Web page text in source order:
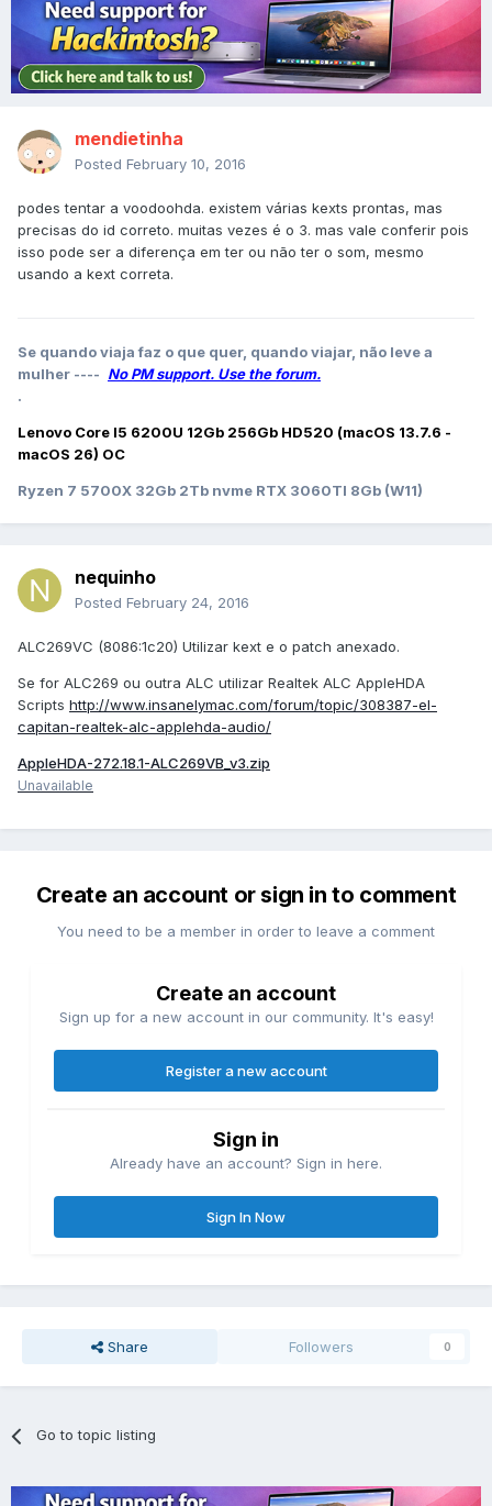
mendietinha
Posted February 10, 2016
podes tentar a voodoohda. existem várias kexts prontas, mas
precisas do id correto. muitas vezes é o 3. mas vale conferir pois
isso pode ser a diferença em ter ou não ter o som, mesmo
usando a kext correta.
Se quando viaja faz o que quer, quando viajar, não leve a
mulher ---- No PM support. Use the forum.
.
Lenovo Core I5 6200U 12Gb 256Gb HD520 (macOS 13.7.6 -
macOS 26) OC
Ryzen 7 5700X 32Gb 2Tb nvme RTX 3060TI 8Gb (W11)
nequinho
Posted February 24, 2016
ALC269VC (8086:1c20) Utilizar kext e o patch anexado.
Se for ALC269 ou outra ALC utilizar Realtek ALC AppleHDA
Scripts http://www.insanelymac.com/forum/topic/308387-el-
capitan-realtek-alc-applehda-audio/
AppleHDA-272.18.1-ALC269VB_v3.zip
Unavailable
Create an account or sign in to comment
You need to be a member in order to leave a comment
Create an account
Sign up for a new account in our community. It's easy!
Register a new account
Sign in
Already have an account? Sign in here.
Sign In Now
Share Followers 0
Go to topic listing